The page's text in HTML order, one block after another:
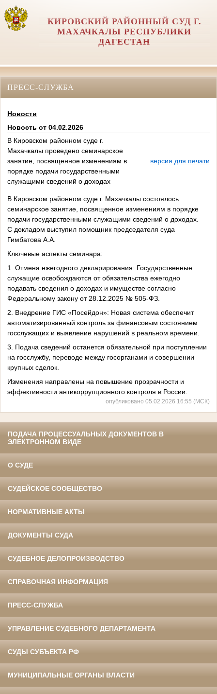
КИРОВСКИЙ РАЙОННЫЙ СУД Г.
МАХАЧКАЛЫ РЕСПУБЛИКИ
ДАГЕСТАН
ПРЕСС-СЛУЖБА
Новости
Новость от 04.02.2026
В Кировском районном суде г.
Махачкалы проведено семинарское
занятие, посвященное изменениям в
порядке подачи государственными
служащими сведений о доходах
версия для печати
В Кировском районном суде г. Махачкалы состоялось
семинарское занятие, посвященное изменениям в порядке
подачи государственными служащими сведений о доходах.
С докладом выступил помощник председателя суда
Гимбатова А.А.
Ключевые аспекты семинара:
1. Отмена ежегодного декларирования: Государственные
служащие освобождаются от обязательства ежегодно
подавать сведения о доходах и имуществе согласно
Федеральному закону от 28.12.2025 № 505-ФЗ.
2. Внедрение ГИС «Посейдон»: Новая система обеспечит
автоматизированный контроль за финансовым состоянием
госслужащих и выявление нарушений в реальном времени.
3. Подача сведений останется обязательной при поступлении
на госслужбу, переводе между госорганами и совершении
крупных сделок.
Изменения направлены на повышение прозрачности и
эффективности антикоррупционного контроля в России.
опубликовано 05.02.2026 16:55 (МСК)
ПОДАЧА ПРОЦЕССУАЛЬНЫХ ДОКУМЕНТОВ В
ЭЛЕКТРОННОМ ВИДЕ
О СУДЕ
СУДЕЙСКОЕ СООБЩЕСТВО
НОРМАТИВНЫЕ АКТЫ
ДОКУМЕНТЫ СУДА
СУДЕБНОЕ ДЕЛОПРОИЗВОДСТВО
СПРАВОЧНАЯ ИНФОРМАЦИЯ
ПРЕСС-СЛУЖБА
УПРАВЛЕНИЕ СУДЕБНОГО ДЕПАРТАМЕНТА
СУДЫ СУБЪЕКТА РФ
МУНИЦИПАЛЬНЫЕ ОРГАНЫ ВЛАСТИ